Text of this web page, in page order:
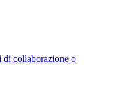
collaborazione o